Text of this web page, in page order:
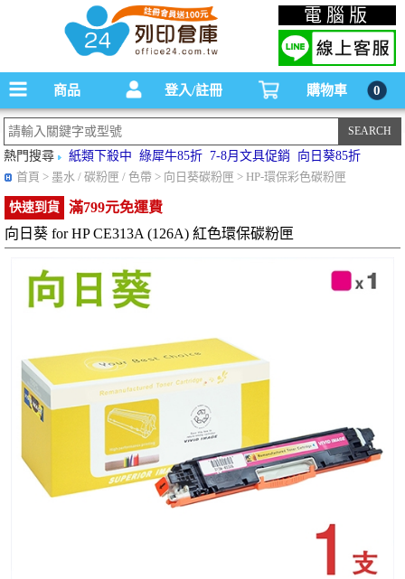
碳粉匣，墨水匣,原廠碳粉匣，副廠碳粉匣，環保碳粉匣,連續供墨印表機-office24列印
倉庫線上購物手機版
電腦版
商品 登入/註冊 購物車 0
熱門搜尋 紙類下殺中 綠犀牛85折 7-8月文具促銷
向日葵85折
首頁 > 墨水 / 碳粉匣 / 色帶 > 向日葵碳粉匣 > HP-環保彩色碳粉匣
快速到貨
滿799元免運費
向日葵 for HP CE313A (126A) 紅色環保碳粉匣